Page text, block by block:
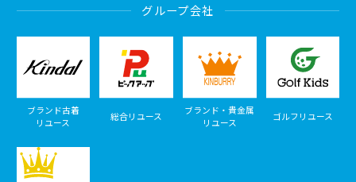
グループ会社
ブランド古着
リユース
総合リユース
ブランド・貴金属
リユース
ゴルフリユース